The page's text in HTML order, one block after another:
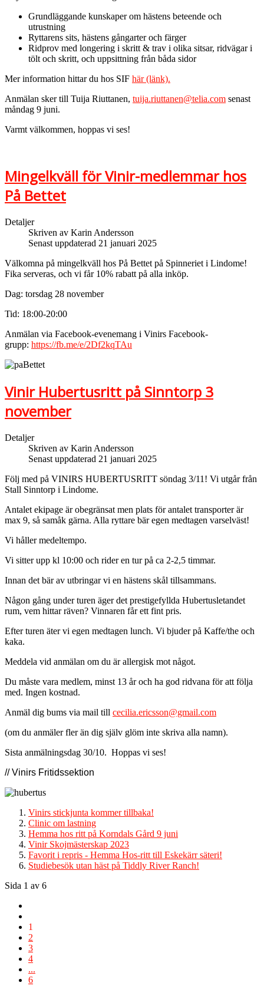
Grundläggande kunskaper om hästens beteende och
utrustning
Ryttarens sits, hästens gångarter och färger
Ridprov med longering i skritt & trav i olika sitsar, ridvägar i
tölt och skritt, och uppsittning från båda sidor
Mer information hittar du hos SIF här (länk).
Anmälan sker till Tuija Riuttanen, tuija.riuttanen@telia.com senast
måndag 9 juni.
Varmt välkommen, hoppas vi ses!
Mingelkväll för Vinir-medlemmar hos
På Bettet
Detaljer
Skriven av Karin Andersson
Senast uppdaterad 21 januari 2025
Välkomna på mingelkväll hos På Bettet på Spinneriet i Lindome!
Fika serveras, och vi får 10% rabatt på alla inköp.
Dag: torsdag 28 november
Tid: 18:00-20:00
Anmälan via Facebook-evenemang i Vinirs Facebook-
grupp: https://fb.me/e/2Df2kqTAu
Vinir Hubertusritt på Sinntorp 3
november
Detaljer
Skriven av Karin Andersson
Senast uppdaterad 21 januari 2025
Följ med på VINIRS HUBERTUSRITT söndag 3/11! Vi utgår från
Stall Sinntorp i Lindome.
Antalet ekipage är obegränsat men plats för antalet transporter är
max 9, så samåk gärna. Alla ryttare bär egen medtagen varselväst!
Vi håller medeltempo.
Vi sitter upp kl 10:00 och rider en tur på ca 2-2,5 timmar.
Innan det bär av utbringar vi en hästens skål tillsammans.
Någon gång under turen äger det prestigefyllda Hubertusletandet
rum, vem hittar räven? Vinnaren får ett fint pris.
Efter turen äter vi egen medtagen lunch. Vi bjuder på Kaffe/the och
kaka.
Meddela vid anmälan om du är allergisk mot något.
Du måste vara medlem, minst 13 år och ha god ridvana för att följa
med. Ingen kostnad.
Anmäl dig bums via mail till cecilia.ericsson@gmail.com
(om du anmäler fler än dig själv glöm inte skriva alla namn).
Sista anmälningsdag 30/10. Hoppas vi ses!
// Vinirs Fritidssektion
Vinirs stickjunta kommer tillbaka!
Clinic om lastning
Hemma hos ritt på Korndals Gård 9 juni
Vinir Skojmästerskap 2023
Favorit i repris - Hemma Hos-ritt till Eskekärr säteri!
Studiebesök utan häst på Tiddly River Ranch!
Sida 1 av 6
1
2
3
4
...
6